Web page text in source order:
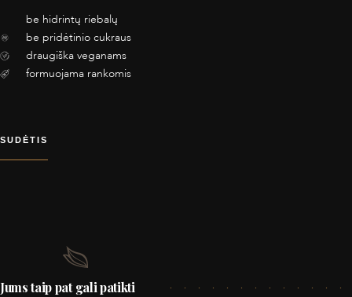
be hidrintų riebalų
be pridėtinio cukraus
draugiška veganams
formuojama rankomis
SUDĖTIS
Jums taip pat gali patikti